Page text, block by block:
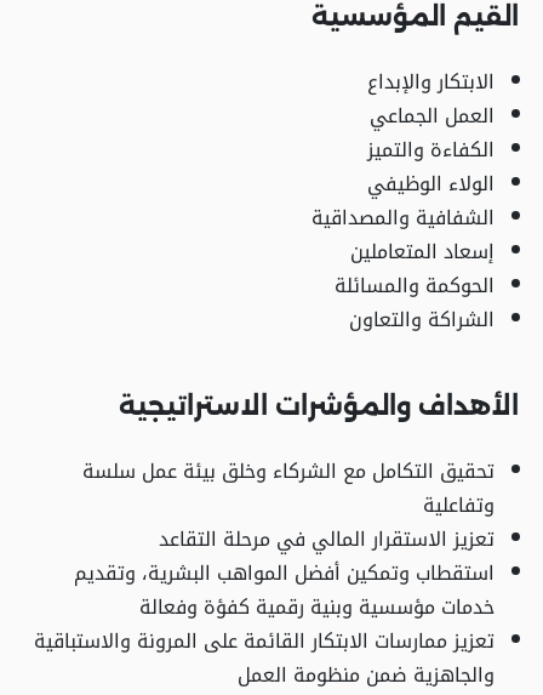
القيم المؤسسية
الابتكار والإبداع
العمل الجماعي
الكفاءة والتميز
الولاء الوظيفي
الشفافية والمصداقية
إسعاد المتعاملين
الحوكمة والمسائلة
الشراكة والتعاون
الأهداف والمؤشرات الاستراتيجية
تحقيق التكامل مع الشركاء وخلق بيئة عمل سلسة
وتفاعلية
تعزيز الاستقرار المالي في مرحلة التقاعد
استقطاب وتمكين أفضل المواهب البشرية، وتقديم
خدمات مؤسسية وبنية رقمية كفؤة وفعالة
تعزيز ممارسات الابتكار القائمة على المرونة والاستباقية
والجاهزية ضمن منظومة العمل